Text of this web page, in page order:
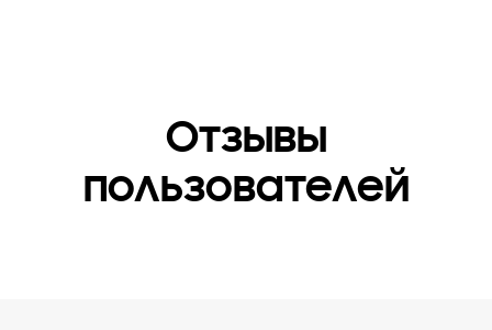
Отзывы
пользователей